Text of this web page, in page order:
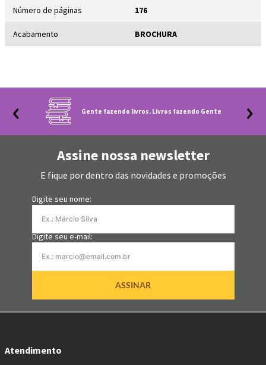
mindfulness e neurociência;
saudáveis;
Reconectar-se consigo mesmo e ressignificar sua história
E muito mais!
O AMOR É O ESTADO NEUROLÓGICO MAIS PODEROSO DO SER
HUMANO.
Número de páginas 176
Acabamento BROCHURA
Gente fazendo livros. Livros fazendo Gente
Assine nossa newsletter
E fique por dentro das novidades e promoções
Digite seu nome:
Digite seu e-mail:
ASSINAR
Atendimento